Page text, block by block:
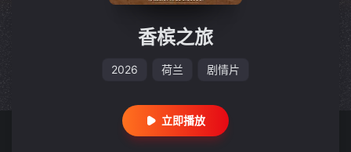
香槟之旅
2026 荷兰 剧情片
立即播放